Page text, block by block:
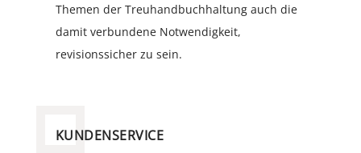
Themen der Treuhandbuchhaltung auch die
damit verbundene Notwendigkeit,
revisionssicher zu sein.
KUNDENSERVICE